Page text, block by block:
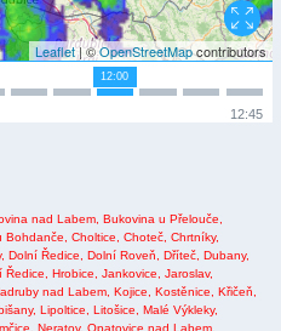
Leaflet| ©OpenStreetMapcontributors
12:00
12:45
nad Labem, Bukovina u Přelouče,
Bohdanče, Choltice, Choteč, Chrtníky,
Dolní Ředice, Dolní Roveň, Dříteč, Dubany,
Ředice, Hrobice, Jankovice, Jaroslav,
nad Labem, Kojice, Kostěnice, Křičeň,
Lipoltice, Litošice, Malé Výkleky,